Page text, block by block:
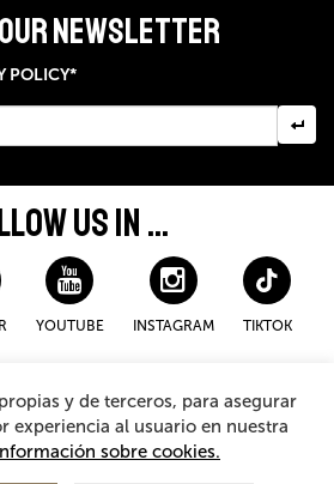
NEWSLETTER
POLICY*
US IN ...
YOUTUBE INSTAGRAM TIKTOK
Cookies Policy
for purchasing
y de terceros, para asegurar
experiencia al usuario en nuestra
sobre cookies.